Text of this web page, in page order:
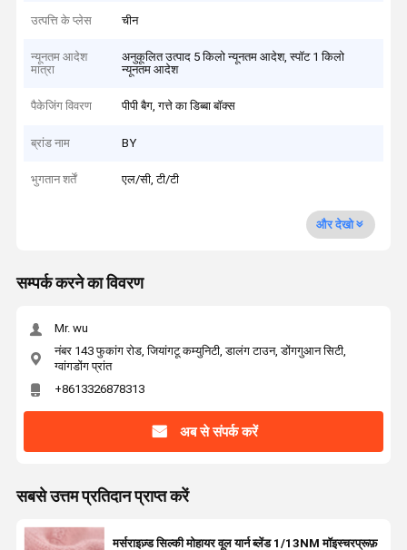
उत्पत्ति के प्लेस चीन
न्यूनतम आदेश
मात्रा
अनुकूलित उत्पाद 5 किलो न्यूनतम आदेश, स्पॉट 1 किलो
न्यूनतम आदेश
पैकेजिंग विवरण पीपी बैग, गत्ते का डिब्बा बॉक्स
ब्रांड नाम BY
भुगतान शर्तें एल/सी, टी/टी
और देखो
सम्पर्क करने का विवरण
Mr. wu
नंबर 143 फुकांग रोड, जियांगटू कम्युनिटी, डालंग टाउन, डोंगगुआन सिटी,
ग्वांगडोंग प्रांत
+8613326878313
अब से संपर्क करें
सबसे उत्तम प्रतिदान प्राप्त करें
मर्सराइज़्ड सिल्की मोहायर वूल यार्न ब्लेंड 1/13NM मॉइस्चरप्रूफ़